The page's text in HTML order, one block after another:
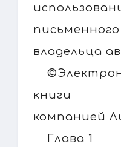
владельца
книги
компанией
Глава 1